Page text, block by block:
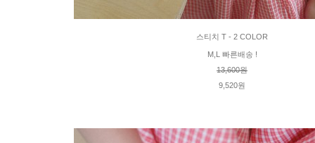
스티치 T - 2 COLOR
M,L 빠른배송 !
13,600원
9,520원